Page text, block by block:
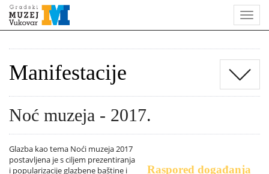
Manifestacije
Noć muzeja - 2017.
Raspored događanja
Glazba kao tema Noći muzeja 2017
postavljena je s ciljem prezentiranja
i popularizacije glazbene baštine i